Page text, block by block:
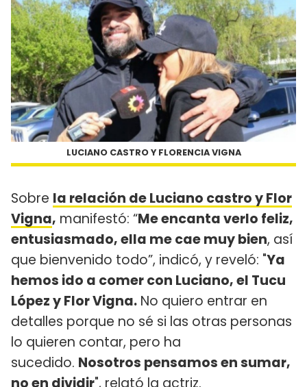
LUCIANO CASTRO Y FLORENCIA VIGNA
Sobre la relación de Luciano castro y Flor
Vigna, manifestó: “Me encanta verlo feliz,
entusiasmado, ella me cae muy bien, así
que bienvenido todo”, indicó, y reveló: "Ya
hemos ido a comer con Luciano, el Tucu
López y Flor Vigna. No quiero entrar en
detalles porque no sé si las otras personas
lo quieren contar, pero ha
sucedido. Nosotros pensamos en sumar,
no en dividir", relató la actriz.